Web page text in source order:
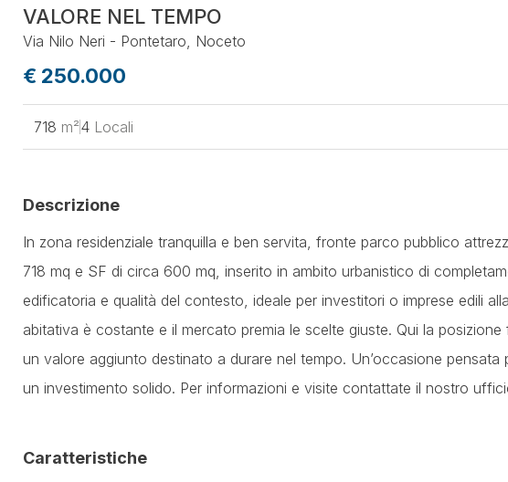
VALORE NEL TEMPO
Via Nilo Neri - Pontetaro, Noceto
€ 250.000
718 m²4 Locali
Descrizione
In zona residenziale tranquilla e ben servita, fronte parco pubblico
718 mq e SF di circa 600 mq, inserito in ambito urbanistico di
edificatoria e qualità del contesto, ideale per investitori o imprese edili
abitativa è costante e il mercato premia le scelte giuste. Qui la
un valore aggiunto destinato a durare nel tempo. Un’occasione
un investimento solido. Per informazioni e visite contattate il nostro
Caratteristiche